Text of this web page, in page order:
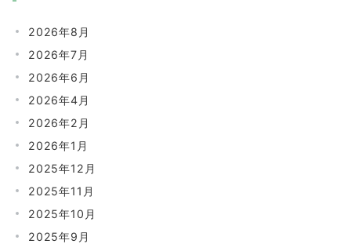
2026年8月
2026年7月
2026年6月
2026年4月
2026年2月
2026年1月
2025年12月
2025年11月
2025年10月
2025年9月